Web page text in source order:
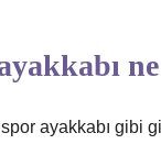
ayakkabı gibi